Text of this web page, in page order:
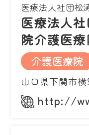
医療法人社団松
医療法人
院介護医
介護医療院
山口県下関市横
http://